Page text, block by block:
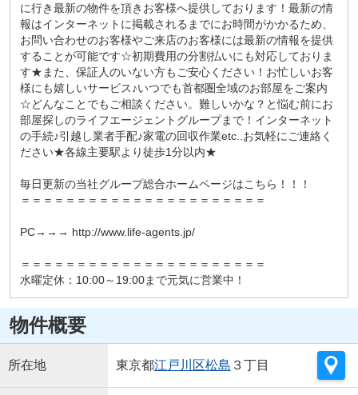
に行き最新の物件を頂きお客様へ提供しております！最新の情
報はインターネットに掲載されるまでにお時間がかかるため、
お問い合わせのお客様やご来店のお客様には最新の情報を提供
することが可能です☆初期費用の分割払いにも対応しておりま
す★また、保証人のいない方もご安心ください！お忙しいお客
様にも嬉しいサービス♪いつでも首都圏全域のお部屋をご案内
☆どんなことでもご相談ください。難しいかな？と悩む前にお
部屋探しのライフエージェントグループまで！インターネット
の手続♪引越し業者手配♪家電の回収作業etc..お気軽にご連絡く
ださい★各線主要駅より徒歩1分以内★
毎日更新の当社グループ総合ホームページはこちら！！！
＝＝＝＝＝＝＝＝＝＝＝＝＝＝＝＝＝＝＝＝＝＝
PC→→→ http://www.life-agents.jp/
＝＝＝＝＝＝＝＝＝＝＝＝＝＝＝＝＝＝＝＝＝＝
水曜定休：10:00～19:00まで元気に営業中！
物件概要
所在地 東京都江戸川区松島 ３丁目